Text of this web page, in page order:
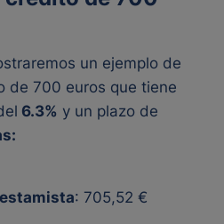
un ejemplo de
de 700 euros que tiene
6.3% y un plazo de
: 705,52 €